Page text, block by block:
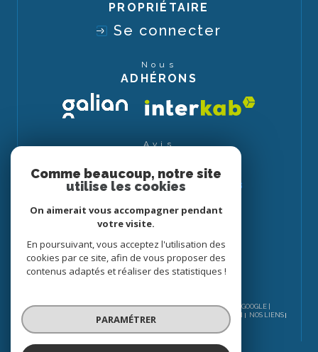
PROPRIÉTAIRE
Se connecter
Nous
ADHÉRONS
Avis
© 2026 | TOUS DROITS RÉSERVÉS | TRADUCTION POWERED BY GOOGLE |
PLAN DU SITE ADMIN
NOS LIENS
POLITIQUE RGPD
Comme beaucoup, notre site
utilise les cookies
On aimerait vous accompagner pendant
votre visite.
En poursuivant, vous acceptez l'utilisation des
cookies par ce site, afin de vous proposer des
contenus adaptés et réaliser des statistiques !
PARAMÉTRER